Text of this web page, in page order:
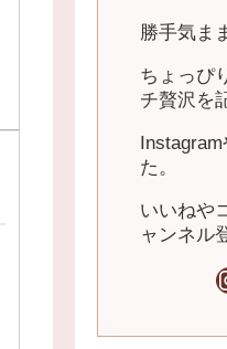
勝手気ま
ちょっぴ
チ贅沢を
た。
いいねや
ャンネル